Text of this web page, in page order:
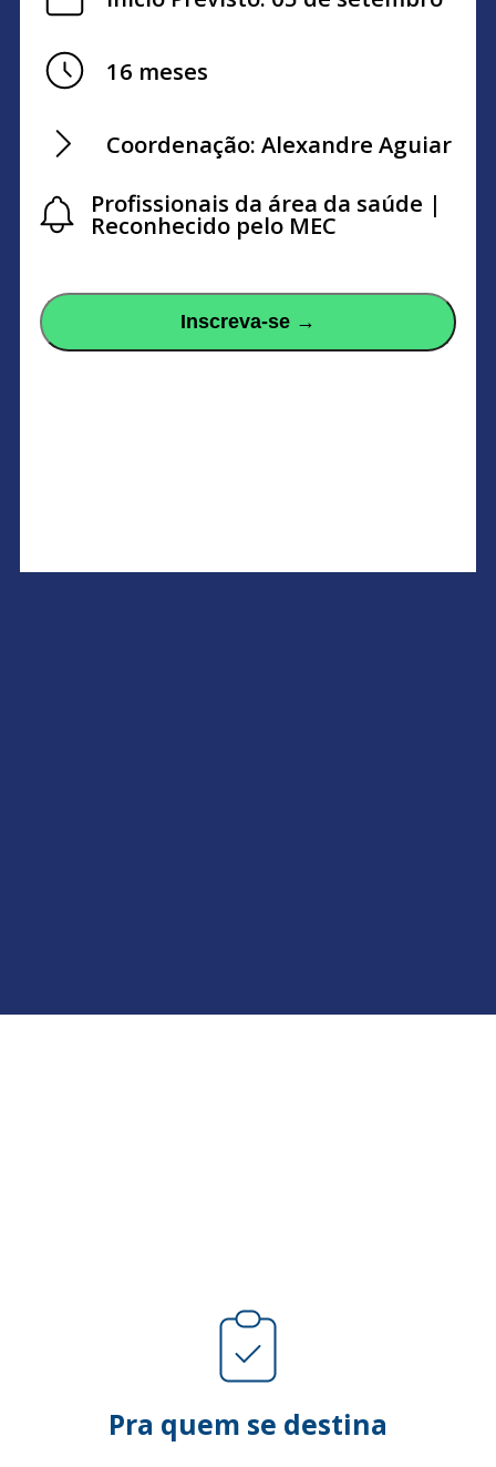
16 meses
Coordenação: Alexandre Aguiar
Profissionais da área da saúde |
Reconhecido pelo MEC
Inscreva-se →
Pra quem se destina